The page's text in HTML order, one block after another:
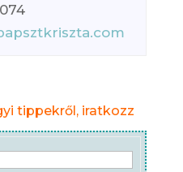
tippekről, iratkozz